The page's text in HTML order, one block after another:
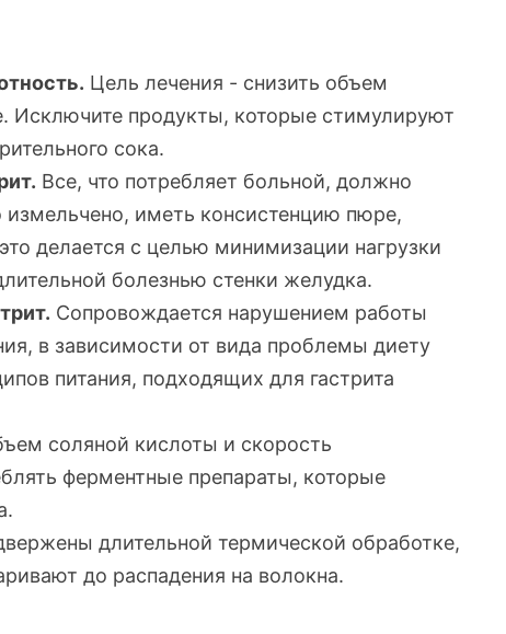
Цель лечения - снизить объем
Исключите продукты, которые стимулируют
сока.
Все, что потребляет больной, должно
иметь консистенцию пюре,
делается с целью минимизации нагрузки
болезнью стенки желудка.
Сопровождается нарушением работы
в зависимости от вида проблемы диету
питания, подходящих для гастрита
соляной кислоты и скорость
ферментные препараты, которые
длительной термической обработке,
до распадения на волокна.